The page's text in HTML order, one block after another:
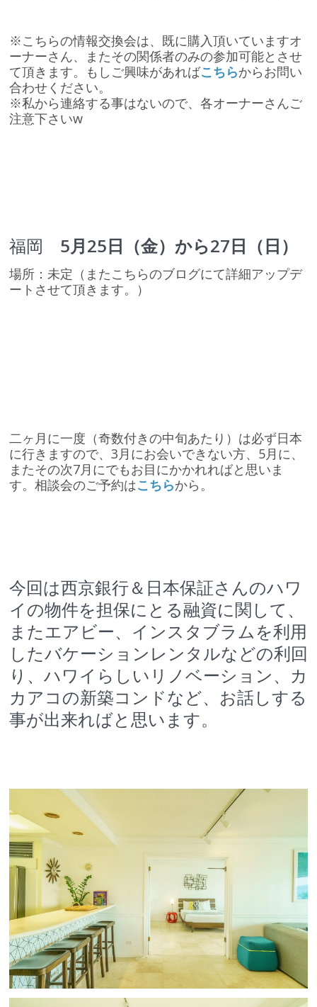
※こちらの情報交換会は、既に購入頂いていますオ
ーナーさん、またその関係者のみの参加可能とさせ
て頂きます。もしご興味があればこちらからお問い
合わせください。
※私から連絡する事はないので、各オーナーさんご
注意下さいw
福岡 5月25日（金）から27日（日）
場所：未定（またこちらのブログにて詳細アップデ
ートさせて頂きます。）
二ヶ月に一度（奇数付きの中旬あたり）は必ず日本
に行きますので、3月にお会いできない方、5月に、
またその次7月にでもお目にかかれればと思いま
す。相談会のご予約はこちらから。
今回は西京銀行＆日本保証さんのハワ
イの物件を担保にとる融資に関して、
またエアビー、インスタブラムを利用
したバケーションレンタルなどの利回
り、 ハワイらしいリノベーション、カ
カアコの新築コンドなど、お話しする
事が出来ればと思います。